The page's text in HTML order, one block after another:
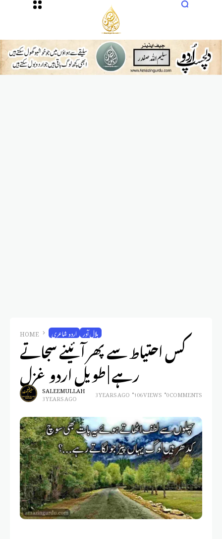
HOME اردو شاعری بلال آدر
کس احتیاط سے پھر آئینے سجاتے
رہے | طویل اردو غزل
SALEEM ULLAH
3 YEARS AGO 3 YEARS AGO 106 VIEWS 0 COMMENTS